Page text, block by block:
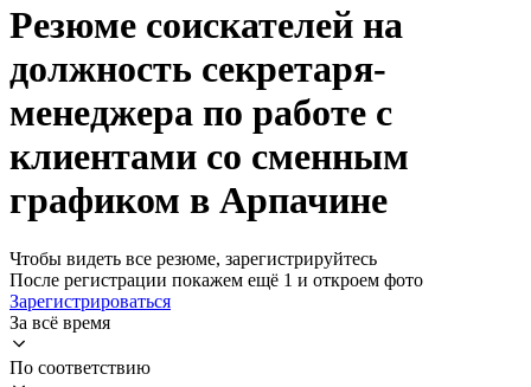
Резюме соискателей на
должность секретаря-
менеджера по работе с
клиентами со сменным
графиком в Арпачине
Чтобы видеть все резюме, зарегистрируйтесь
После регистрации покажем ещё 1 и откроем фото
Зарегистрироваться
За всё время
По соответствию